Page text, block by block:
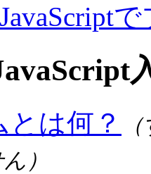
は何？
）